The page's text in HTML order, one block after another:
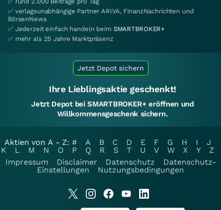
✅ verlagsunabhängige Partner ARIVA, FinanzNachrichten und
BörsenNews
✅ Jederzeit einfach handeln beim SMARTBROKER+
✅ mehr als 25 Jahre Marktpräsenz
Jetzt Depot sichern
Ihre Lieblingsaktie geschenkt!
Jetzt Depot bei SMARTBROKER+ eröffnen und
Willkommensgeschenk sichern.
Aktien von A - Z: # A B C D E F G H I
J
K
L M N O P Q R S T U V W X Y
Z
Impressum
Disclaimer Datenschutz
Datenschutz-
Einstellungen
Nutzungsbedingungen